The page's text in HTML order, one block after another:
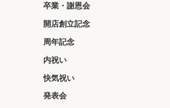
卒業・謝恩会
開店創立記念
周年記念
内祝い
快気祝い
発表会